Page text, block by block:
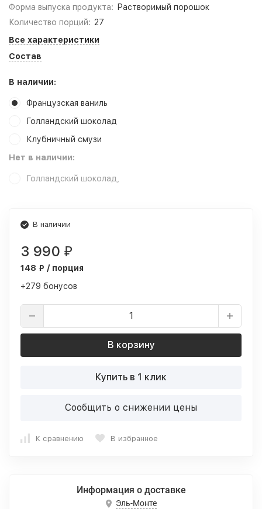
Форма выпуска продукта:
Растворимый порошок
Количество порций: 27
Все характеристики
Состав
В наличии:
Французская ваниль
Голландский шоколад
Клубничный смузи
Нет в наличии:
Голландский шоколад,
В наличии
3 990 ₽
148 ₽ / порция
+279 бонусов
В корзину
Купить в 1 клик
Сообщить о снижении цены
К сравнению В избранное
Информация о доставке
Эль-Монте